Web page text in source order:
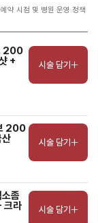
약 시점 및 병원 운영 정책
200
+
시술 담기
200
시술 담기
좀
크라
시술 담기